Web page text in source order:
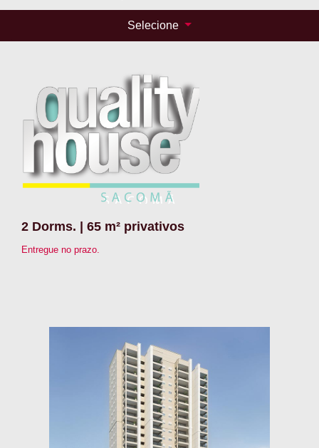
Selecione
2 Dorms. | 65 m² privativos
Entregue no prazo.